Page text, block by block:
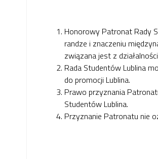
Honorowy Patronat Rady
randze i znaczeniu
związana jest z
Rada Studentów Lublina
do promocji Lublina.
Prawo przyznania
Studentów Lublina.
Przyznanie Patronatu nie